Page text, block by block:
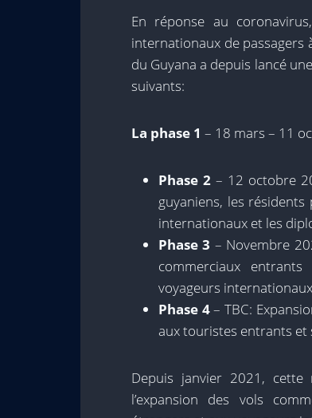
En réponse au
internationaux de passagers
du Guyana a depuis lancé
suivants:
La phase 1 – 18 mars – 11
Phase 2 – 12 octobre
guyaniens, les
internationaux et les
Phase 3 – Novembre
commerciaux
voyageurs
Phase 4– TBC:
aux touristes entrants et
Depuis janvier 2021,
l’expansion des vols